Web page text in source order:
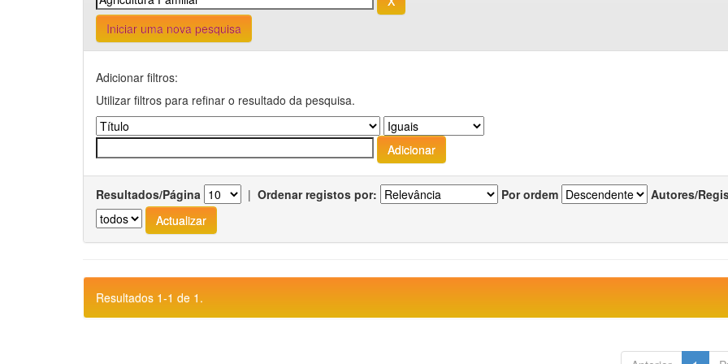
Iniciar uma nova pesquisa
Adicionar filtros:
Utilizar filtros para refinar o resultado da pesquisa.
Resultados/Página | Ordenar registos por: Por ordem Autores/
Resultados 1-1 de 1.